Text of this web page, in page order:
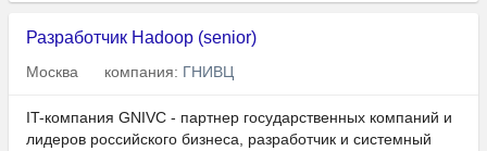
Разработчик Hadoop (senior)
Москва компания: ГНИВЦ
IT-компания GNIVC - партнер государственных компаний и
лидеров российского бизнеса, разработчик и системный